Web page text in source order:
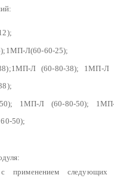
Л(60-60-25);
Л (60-80-38); 1МП-Л
1МП-Л (60-80-50);
50);
применением следующих